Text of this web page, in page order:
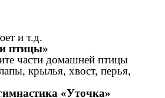
и т.д.
птицы»
части домашней птицы
крылья, хвост, перья,
«Уточка»